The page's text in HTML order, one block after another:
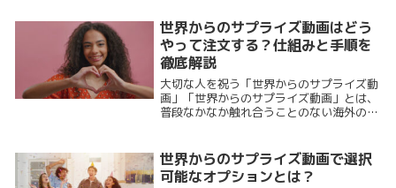
世界からのサプライズ動画はどう
やって注文する？仕組みと手順を
徹底解説
大切な人を祝う「世界からのサプライズ動
画」「世界からのサプライズ動画」とは、
普段なかなか触れ合うことのない海外のパ
オリジナル動画を制作してくれるサービス
です。アフ...
世界からのサプライズ動画で選択
可能なオプションとは？